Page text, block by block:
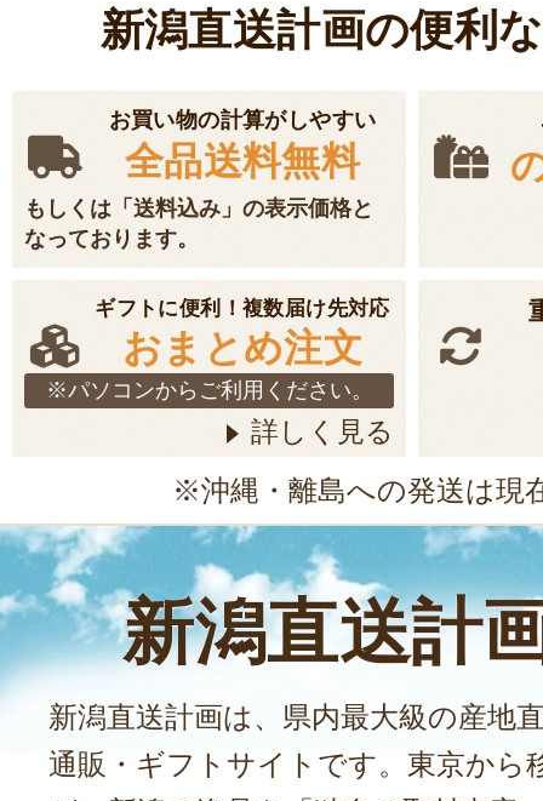
新潟直送計画の便利
お買い物の計算がしやすい
全品送料無料
もしくは「送料込み」の表示価格と
なっております。
ギフトに便利！複数届け先対応
おまとめ注文
※パソコンからご利用ください。
詳しく見る
※沖縄・離島への発送は現
新潟直送計
新潟直送計画は、県内最大級の産地
通販・ギフトサイトです。東京から